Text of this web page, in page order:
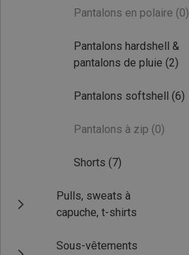
Pantalons en polaire (0)
Pantalons hardshell &
pantalons de pluie (2)
Pantalons softshell (6)
Pantalons à zip (0)
Shorts (7)
Pulls, sweats à
capuche, t-shirts
Sous-vêtements